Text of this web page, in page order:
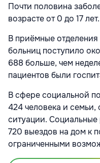
Почти половина
возрасте от 0 до 17 лет.
В приёмные
больниц поступило
688 больше, чем
пациентов были
В сфере социальной
424 человека и семьи,
ситуации.
720 выездов на дом к
ограниченными